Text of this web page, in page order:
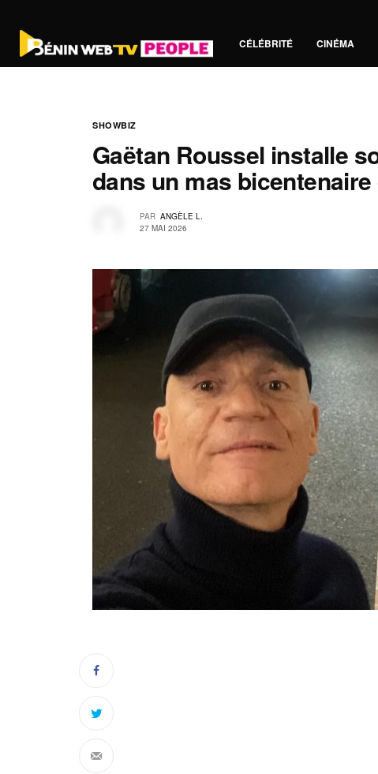
CÉLÉBRITÉ CINÉMA
SHOWBIZ
Gaëtan Roussel installe
dans un mas
PAR ANGÈLE L.
27 MAI 2026